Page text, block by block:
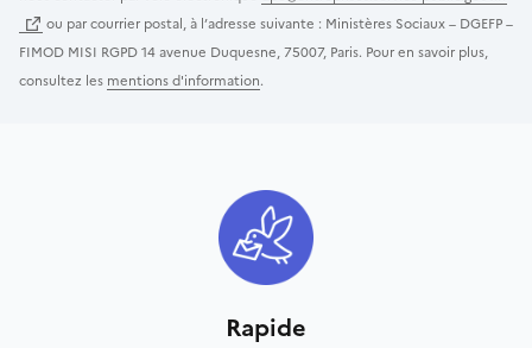
ou par courrier postal, à l’adresse suivante : Ministères Sociaux – DGEFP –
FIMOD MISI RGPD 14 avenue Duquesne, 75007, Paris. Pour en savoir plus,
consultez les mentions d'information.
Rapide